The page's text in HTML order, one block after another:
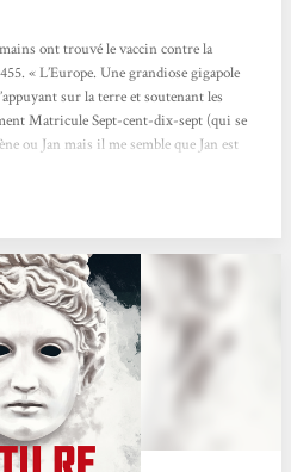
ont trouvé le vaccin contre la
« L’Europe. Une grandiose gigapole
sur la terre et soutenant les
Matricule Sept-cent-dix-sept (qui se
ou Jan mais il me semble que Jan est
la loi du Choix. Alors qu’il est au bain,